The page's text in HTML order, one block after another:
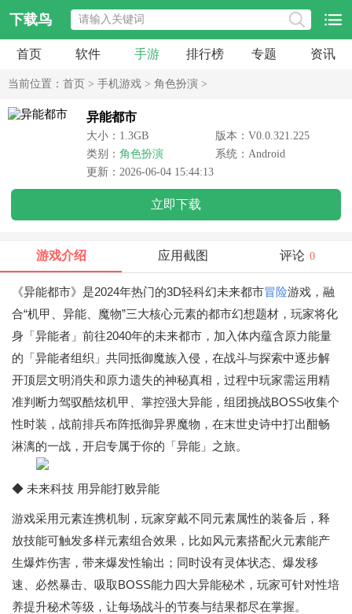
下载鸟
首页 软件 手游 排行榜 专题 资讯
当前位置： 首页 > 手机游戏 > 角色扮演 >
异能都市
大小：1.3GB
版本：V0.0.321.225
类别： 角色扮演
系统：Android
更新：2026-06-04 15:44:13
立即下载
游戏介绍 应用截图 评论 0
《异能都市》是2024年热门的3D轻科幻未来都市冒险游戏，融
合“机甲、异能、魔物”三大核心元素的都市幻想题材，玩家将化
身「异能者」前往2040年的未来都市，加入体内蕴含原力能量
的「异能者组织」共同抵御魔族入侵，在战斗与探索中逐步解
开顶层文明消失和原力遗失的神秘真相，过程中玩家需运用精
准判断力驾驭酷炫机甲、掌控强大异能，组团挑战BOSS收集个
性时装，战前排兵布阵抵御异界魔物，在末世史诗中打出酣畅
淋漓的一战，开启专属于你的「异能」之旅。
◆ 未来科技 用异能打败异能
游戏采用元素连携机制，玩家穿戴不同元素属性的装备后，释
放技能可触发多样元素组合效果，比如风元素搭配火元素能产
生爆炸伤害，带来爆发性输出；同时设有灵体状态、爆发移
速、必然暴击、吸取BOSS能力四大异能秘术，玩家可针对性培
养提升秘术等级，让每场战斗的节奏与结果都尽在掌握。